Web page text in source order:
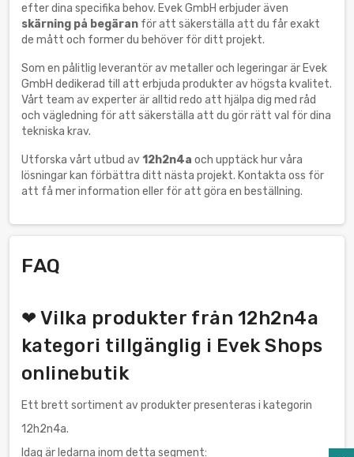
efter dina specifika behov. Evek GmbH erbjuder även
skärning på begäran för att säkerställa att du får exakt
de mått och former du behöver för ditt projekt.
Som en pålitlig leverantör av metaller och legeringar är Evek
GmbH dedikerad till att erbjuda produkter av högsta kvalitet.
Vårt team av experter är alltid redo att hjälpa dig med råd
och vägledning för att säkerställa att du gör rätt val för dina
tekniska krav.
Utforska vårt utbud av12h2n4a och upptäck hur våra
lösningar kan förbättra ditt nästa projekt. Kontakta oss för
att få mer information eller för att göra en beställning.
FAQ
❤ Vilka produkter från 12h2n4a
kategori tillgänglig i Evek Shops
onlinebutik
Ett brett sortiment av produkter presenteras i kategorin
12h2n4a.
Idag är ledarna inom detta segment: